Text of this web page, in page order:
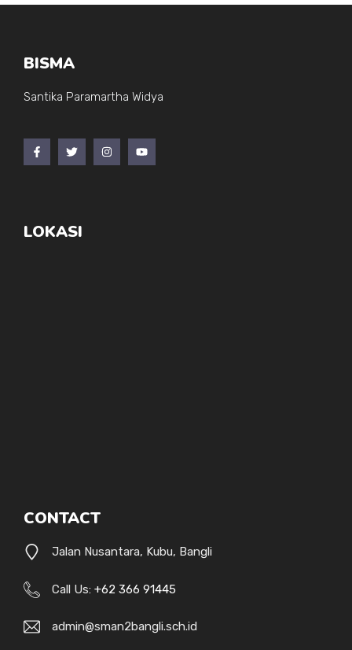
BISMA
Santika Paramartha Widya
LOKASI
CONTACT
Jalan Nusantara, Kubu, Bangli
Call Us: +62 366 91445
admin@sman2bangli.sch.id